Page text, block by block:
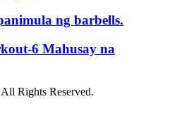
ng barbells.
6 Mahusay na
Rights Reserved.